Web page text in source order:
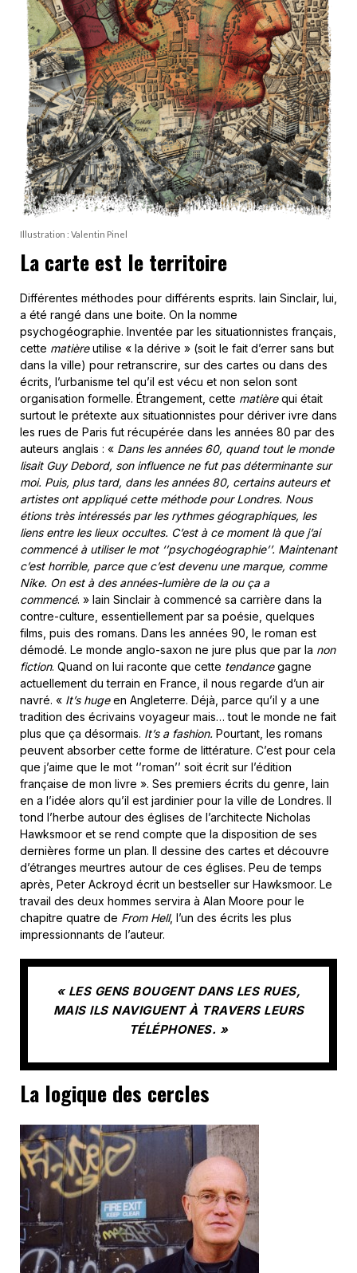
Illustration : Valentin Pinel
La carte est le territoire
Différentes méthodes pour différents esprits. Iain Sinclair, lui,
a été rangé dans une boite. On la nomme
psychogéographie. Inventée par les situationnistes français,
cette matièreutilise « la dérive » (soit le fait d’errer sans but
dans la ville) pour retranscrire, sur des cartes ou dans des
écrits, l’urbanisme tel qu’il est vécu et non selon sont
organisation formelle. Étrangement, cette matièrequi était
surtout le prétexte aux situationnistes pour dériver ivre dans
les rues de Paris fut récupérée dans les années 80 par des
auteurs anglais : « Dans les années 60, quand tout le monde
lisait Guy Debord, son influence ne fut pas déterminante sur
moi. Puis, plus tard, dans les années 80, certains auteurs et
artistes ont appliqué cette méthode pour Londres. Nous
étions très intéressés par les rythmes géographiques, les
liens entre les lieux occultes. C’est à ce moment là que j’ai
commencé à utiliser le mot ‘’psychogéographie’’. Maintenant
c’est horrible, parce que c’est devenu une marque, comme
Nike. On est à des années-lumière de la ou ça a
commencé. » Iain Sinclair à commencé sa carrière dans la
contre-culture, essentiellement par sa poésie, quelques
films, puis des romans. Dans les années 90, le roman est
démodé. Le monde anglo-saxon ne jure plus que par la non
fiction. Quand on lui raconte que cette tendancegagne
actuellement du terrain en France, il nous regarde d’un air
navré. « It’s hugeen Angleterre. Déjà, parce qu’il y a une
tradition des écrivains voyageur mais… tout le monde ne fait
plus que ça désormais. It’s a fashion. Pourtant, les romans
peuvent absorber cette forme de littérature. C’est pour cela
que j’aime que le mot ‘’roman’’ soit écrit sur l’édition
française de mon livre ». Ses premiers écrits du genre, Iain
en a l’idée alors qu’il est jardinier pour la ville de Londres. Il
tond l’herbe autour des églises de l’architecte Nicholas
Hawksmoor et se rend compte que la disposition de ses
dernières forme un plan. Il dessine des cartes et découvre
d’étranges meurtres autour de ces églises. Peu de temps
après, Peter Ackroyd écrit un bestseller sur Hawksmoor. Le
travail des deux hommes servira à Alan Moore pour le
chapitre quatre de From Hell, l’un des écrits les plus
impressionnants de l’auteur.
« LES GENS BOUGENT DANS LES RUES,
MAIS ILS NAVIGUENT À TRAVERS LEURS
TÉLÉPHONES. »
La logique des cercles